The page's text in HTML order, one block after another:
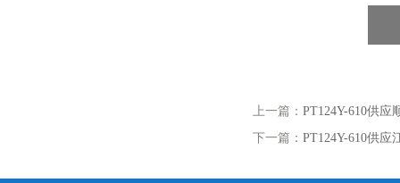
上一篇： PT124Y-610供应
下一篇： PT124Y-610供应